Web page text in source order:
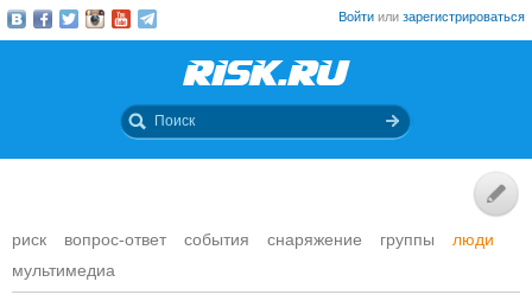
Войти или зарегистрироваться
риск вопрос-ответ события снаряжение группы
люди
мультимедиа